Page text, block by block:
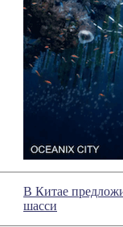
В Китае
шасси